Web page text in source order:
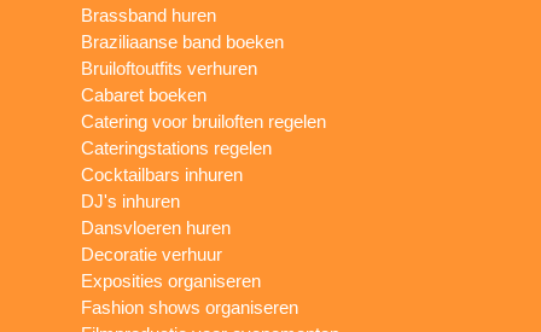
Brassband huren
Braziliaanse band boeken
Bruiloftoutfits verhuren
Cabaret boeken
Catering voor bruiloften regelen
Cateringstations regelen
Cocktailbars inhuren
DJ's inhuren
Dansvloeren huren
Decoratie verhuur
Exposities organiseren
Fashion shows organiseren